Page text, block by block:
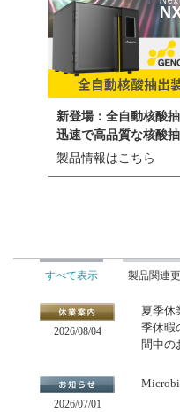
新登場：全自動核酸
迅速で高品質な核酸
製品情報はこちら
すべて表示 製品関連
2026/08/04
夏季休
季休暇
間中の
2026/07/01